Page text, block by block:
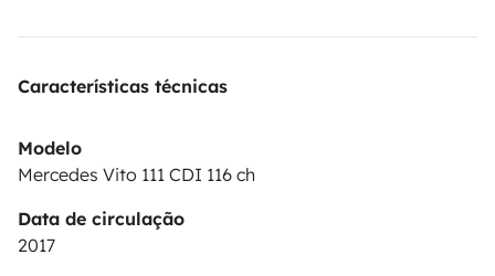
Características técnicas
Modelo
Mercedes Vito 111 CDI 116 ch
Data de circulação
2017